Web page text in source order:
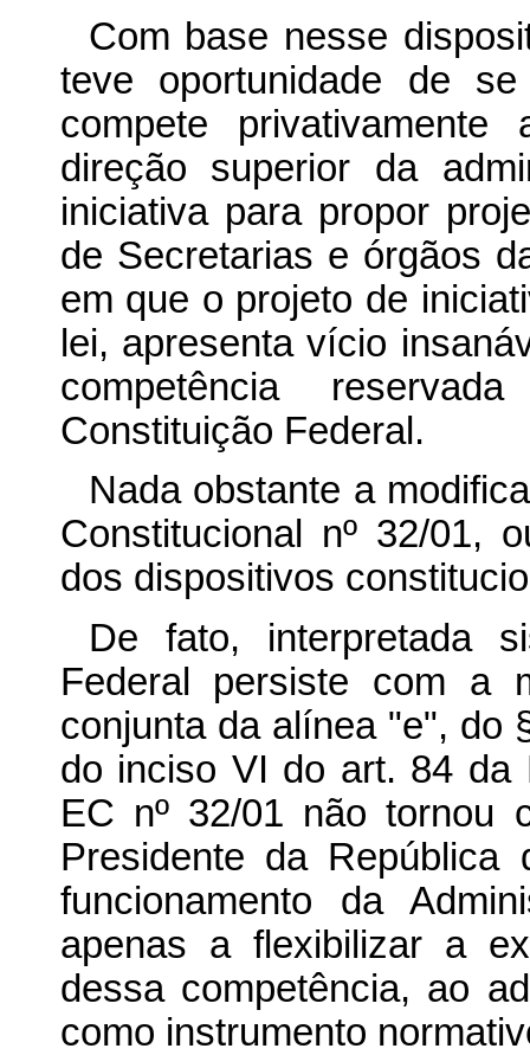
Com base nesse
teve oportunidade de
compete
direção superior da
iniciativa para propor
de Secretarias e órgãos
em que o projeto de
lei, apresenta vício
competência
Constituição Federal.
Nada obstante a
Constitucional nº 32/01,
dos dispositivos
De fato, interpretada
Federal persiste com a
conjunta da alínea "e", do
do inciso VI do art. 84 da
EC nº 32/01 não tornou
Presidente da
funcionamento da
apenas a flexibilizar a
dessa competência, ao
como instrumento